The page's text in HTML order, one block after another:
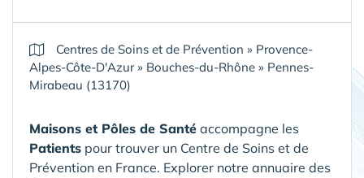
Centres de Soins et de Prévention » Provence-
Alpes-Côte-D'Azur» Bouches-du-Rhône » Pennes-
Mirabeau (13170)
Maisons et Pôles de Santé accompagne les
Patients pour trouver un Centre de Soins et de
Prévention en France. Explorer notre annuaire des